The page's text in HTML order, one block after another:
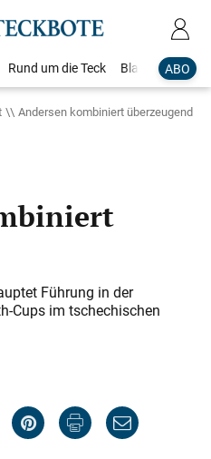
ABO
Rund um die Teck Blaulicht
Andersen kombiniert überzeugend
Führung in der
Cups im tschechischen